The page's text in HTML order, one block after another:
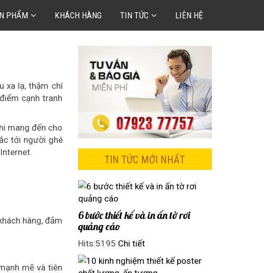
PHẨM KHÁCH HÀNG TIN TỨC LIÊN HỆ
xa lạ, thậm chí
cạnh tranh
mang đến cho
tới người ghé
hàng, đảm
mẽ và tiên
TIN TỨC MỚI NHẤT
6 bước thiết kế và in ấn tờ rơi
quảng cáo
Hits:5195 Chi tiết